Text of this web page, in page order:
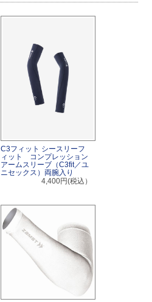
C3フィット シースリーフ
ィット コンプレッション
アームスリーブ（C3fit／ユ
ニセックス）両腕入り
4,400円(税込）